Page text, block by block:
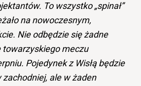
To wszystko „spinał”
na nowoczesnym,
Nie odbędzie się żadne
meczu
Pojedynek z Wisłą będzie
ale w żaden